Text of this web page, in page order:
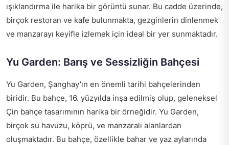
ışıklandırma ile harika bir görüntü sunar. Bu cadde üzerinde,
birçok restoran ve kafe bulunmakta, gezginlerin dinlenmek
ve manzarayı keyifle izlemek için ideal bir yer sunmaktadır.
Yu Garden: Barış ve Sessizliğin Bahçesi
Yu Garden, Şanghay’ın en önemli tarihi bahçelerinden
biridir. Bu bahçe, 16. yüzyılda inşa edilmiş olup, geleneksel
Çin bahçe tasarımının harika bir örneğidir. Yu Garden,
birçok su havuzu, köprü, ve manzaralı alanlardan
oluşmaktadır. Bu bahçe, özellikle bahar ve yaz aylarında